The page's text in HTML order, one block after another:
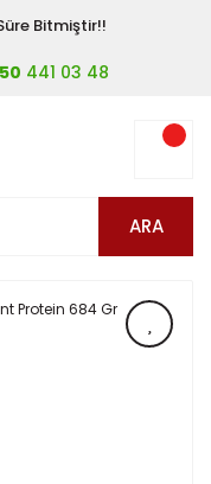
Bitmiştir!!
441 03 48
ARA